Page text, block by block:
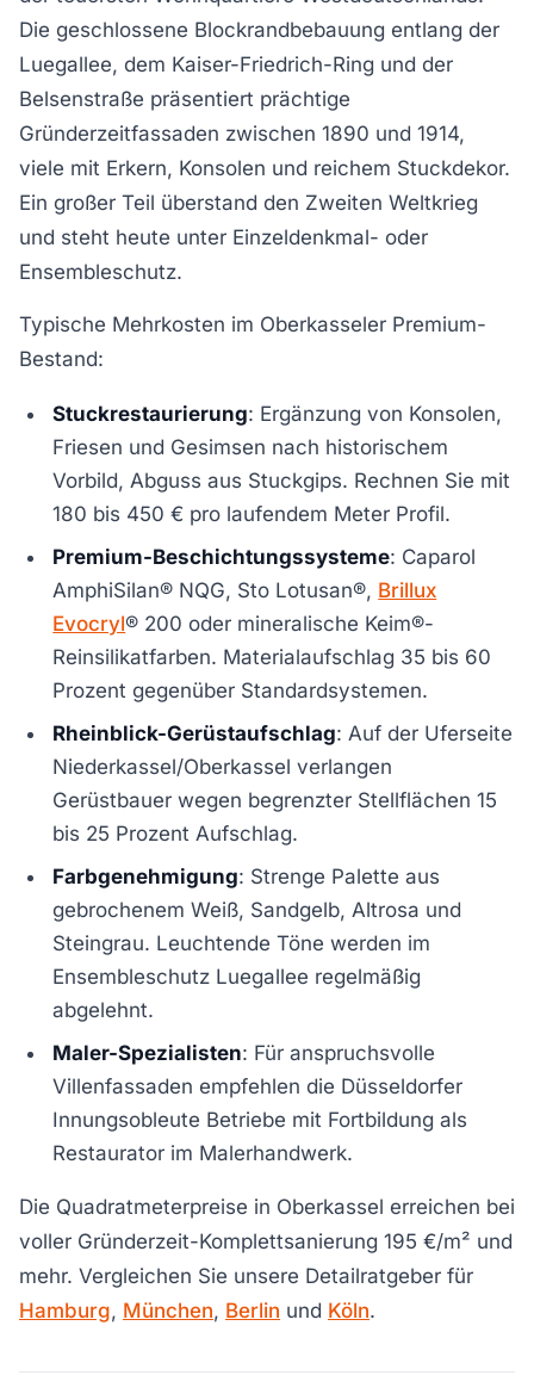
Die geschlossene Blockrandbebauung entlang der
Luegallee, dem Kaiser-Friedrich-Ring und der
Belsenstraße präsentiert prächtige
Gründerzeitfassaden zwischen 1890 und 1914,
viele mit Erkern, Konsolen und reichem Stuckdekor.
Ein großer Teil überstand den Zweiten Weltkrieg
und steht heute unter Einzeldenkmal- oder
Ensembleschutz.
Typische Mehrkosten im Oberkasseler Premium-
Bestand:
Stuckrestaurierung: Ergänzung von Konsolen,
Friesen und Gesimsen nach historischem
Vorbild, Abguss aus Stuckgips. Rechnen Sie mit
180 bis 450 € pro laufendem Meter Profil.
Premium-Beschichtungssysteme: Caparol
AmphiSilan® NQG, Sto Lotusan®, Brillux
Evocryl® 200 oder mineralische Keim®-
Reinsilikatfarben. Materialaufschlag 35 bis 60
Prozent gegenüber Standardsystemen.
Rheinblick-Gerüstaufschlag: Auf der Uferseite
Niederkassel/Oberkassel verlangen
Gerüstbauer wegen begrenzter Stellflächen 15
bis 25 Prozent Aufschlag.
Farbgenehmigung: Strenge Palette aus
gebrochenem Weiß, Sandgelb, Altrosa und
Steingrau. Leuchtende Töne werden im
Ensembleschutz Luegallee regelmäßig
abgelehnt.
Maler-Spezialisten: Für anspruchsvolle
Villenfassaden empfehlen die Düsseldorfer
Innungsobleute Betriebe mit Fortbildung als
Restaurator im Malerhandwerk.
Die Quadratmeterpreise in Oberkassel erreichen bei
voller Gründerzeit-Komplettsanierung 195 €/m² und
mehr. Vergleichen Sie unsere Detailratgeber für
Hamburg, München, Berlin und Köln.